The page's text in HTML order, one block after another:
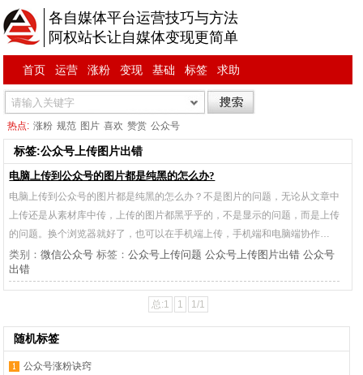
各自媒体平台运营技巧与方法
阿权站长让自媒体变现更简单
首页 运营 涨粉 变现 基础 标签 求助
热点: 涨粉 规范 图片 喜欢 赞赏 公众号
标签:公众号上传图片出错
电脑上传到公众号的图片都是纯黑的怎么办?
电脑上传到公众号的图片都是纯黑的怎么办？不是图片的问题，无论从文章中
上传还是从素材库中传，上传的图片都黑乎乎的，不是显示的问题，而是上传
的问题。换个浏览器就好了，也可以在手机端上传，手机端和电脑端协作…
类别：微信公众号 标签：公众号上传问题 公众号上传图片出错 公众号
出错
总:1 1 1/1
随机标签
公众号涨粉诀窍